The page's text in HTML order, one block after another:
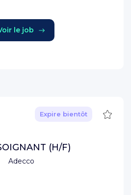
le job
Adecco
Expire bientôt
(H/F)